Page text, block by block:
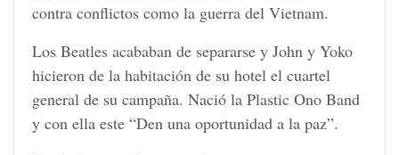
contra conflictos como la guerra del Vietnam.
Los Beatles acababan de separarse y John y Yoko
hicieron de la habitación de su hotel el cuartel
general de su campaña. Nació la Plastic Ono Band
y con ella este “Den una oportunidad a la paz”.